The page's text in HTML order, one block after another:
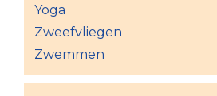
Yoga
Zweefvliegen
Zwemmen